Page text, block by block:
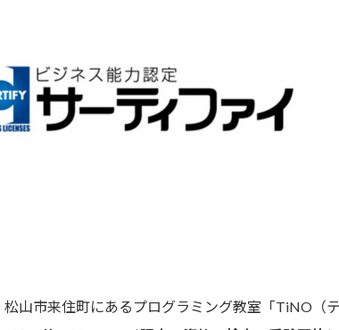
松山市来住町にあるプログラミング教室「TiNO（テ